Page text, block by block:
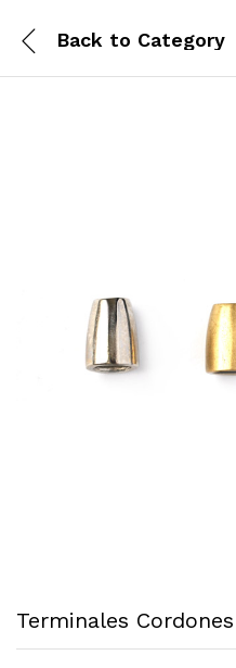
Back to Category
Terminales Cordones